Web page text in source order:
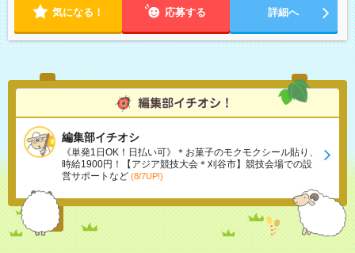
気になる！ 応募する 詳細へ
編集部イチオシ
《単発1日OK！日払い可》＊お菓子のモクモクシール貼り、
時給1900円！【アジア競技大会＊刈谷市】競技会場での設
営サポートなど (8/7UP!)